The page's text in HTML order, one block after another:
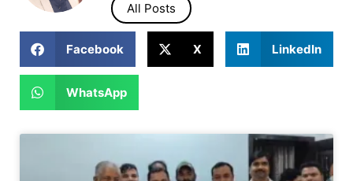
All Posts
Facebook X LinkedIn
WhatsApp